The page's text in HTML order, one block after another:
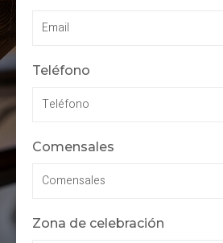
Teléfono
Comensales
Zona de celebración